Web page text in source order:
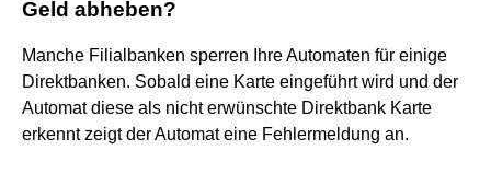
Geld abheben?
Manche Filialbanken sperren Ihre Automaten für einige
Direktbanken. Sobald eine Karte eingeführt wird und der
Automat diese als nicht erwünschte Direktbank Karte
erkennt zeigt der Automat eine Fehlermeldung an.